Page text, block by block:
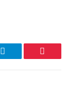
Telegram